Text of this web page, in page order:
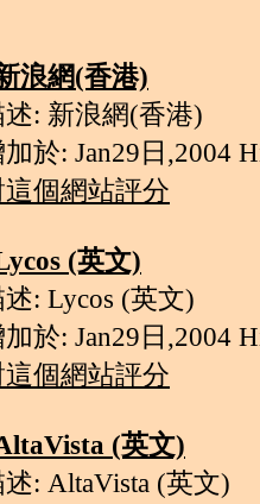
浪網(香港)
述: 新浪網(香港)
於: Jan29日,2004
這個網站評分
(英文)
: Lycos (英文)
於: Jan29日,2004
這個網站評分
(英文)
: AltaVista (英文)